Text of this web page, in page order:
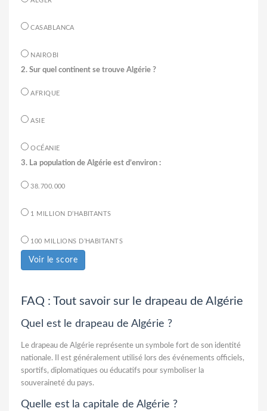
CASABLANCA
NAIROBI
2. Sur quel continent se trouve Algérie ?
AFRIQUE
ASIE
OCÉANIE
3. La population de Algérie est d’environ :
38.700.000
1 MILLION D’HABITANTS
100 MILLIONS D’HABITANTS
Voir le score
FAQ : Tout savoir sur le drapeau de Algérie
Quel est le drapeau de Algérie ?
Le drapeau de Algérie représente un symbole fort de son identité
nationale. Il est généralement utilisé lors des événements officiels,
sportifs, diplomatiques ou éducatifs pour symboliser la
souveraineté du pays.
Quelle est la capitale de Algérie ?